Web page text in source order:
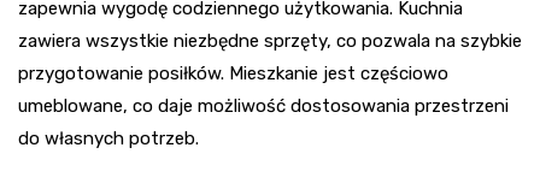
zapewnia wygodę codziennego użytkowania. Kuchnia
zawiera wszystkie niezbędne sprzęty, co pozwala na szybkie
przygotowanie posiłków. Mieszkanie jest częściowo
umeblowane, co daje możliwość dostosowania przestrzeni
do własnych potrzeb.